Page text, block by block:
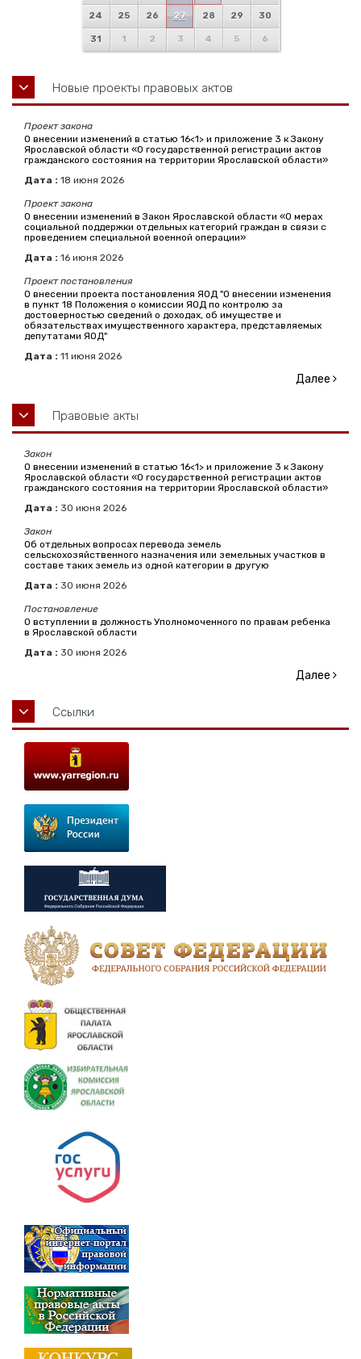
24 25 26 27 28 29 30
31 1 2 3 4 5 6
Новые проекты правовых актов
Проект закона
О внесении изменений в статью 16<1> и приложение 3 к Закону
Ярославской области «О государственной регистрации актов
гражданского состояния на территории Ярославской области»
Дата : 18 июня 2026
Проект закона
О внесении изменений в Закон Ярославской области «О мерах
социальной поддержки отдельных категорий граждан в связи с
проведением специальной военной операции»
Дата : 16 июня 2026
Проект постановления
О внесении проекта постановления ЯОД "О внесении изменения
в пункт 18 Положения о комиссии ЯОД по контролю за
достоверностью сведений о доходах, об имуществе и
обязательствах имущественного характера, представляемых
депутатами ЯОД"
Дата : 11 июня 2026
Далее
Правовые акты
Закон
О внесении изменений в статью 16<1> и приложение 3 к Закону
Ярославской области «О государственной регистрации актов
гражданского состояния на территории Ярославской области»
Дата : 30 июня 2026
Закон
Об отдельных вопросах перевода земель
сельскохозяйственного назначения или земельных участков в
составе таких земель из одной категории в другую
Дата : 30 июня 2026
Постановление
О вступлении в должность Уполномоченного по правам ребенка
в Ярославской области
Дата : 30 июня 2026
Далее
Ссылки